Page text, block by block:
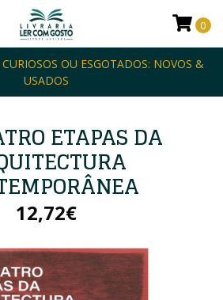
OU ESGOTADOS: NOVOS &
USADOS
0
ETAPAS DA
12,72€